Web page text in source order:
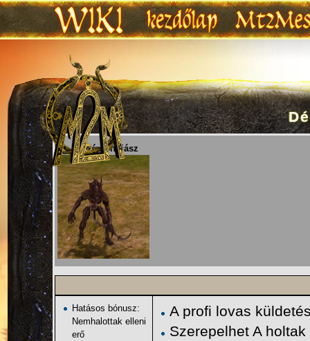
Ugrás:navigáció,keresés
Lv. 58 Démon íjász
Hatásos bónusz:
Nemhalottak elleni
erő
A profi lovas
SzerepelhetA